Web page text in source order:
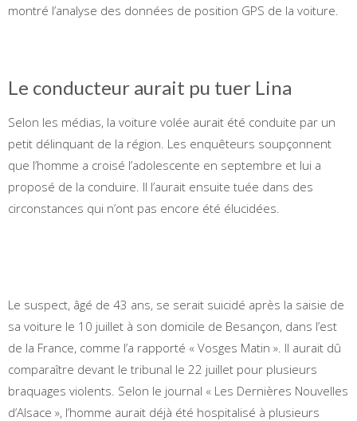
montré l’analyse des données de position GPS de la voiture.
Le conducteur aurait pu tuer Lina
Selon les médias, la voiture volée aurait été conduite par un
petit délinquant de la région. Les enquêteurs soupçonnent
que l’homme a croisé l’adolescente en septembre et lui a
proposé de la conduire. Il l’aurait ensuite tuée dans des
circonstances qui n’ont pas encore été élucidées.
Le suspect, âgé de 43 ans, se serait suicidé après la saisie de
sa voiture le 10 juillet à son domicile de Besançon, dans l’est
de la France, comme l’a rapporté « Vosges Matin ». Il aurait dû
comparaître devant le tribunal le 22 juillet pour plusieurs
braquages ​​violents. Selon le journal « Les Dernières Nouvelles
d’Alsace », l’homme aurait déjà été hospitalisé à plusieurs